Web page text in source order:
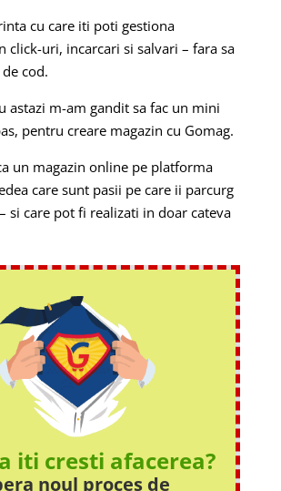
cu care iti poti gestiona
click-uri, incarcari si salvari – fara sa
cod.
astazi m-am gandit sa fac un mini
pentru creare magazin cu Gomag.
un magazin online pe platforma
care sunt pasii pe care ii parcurg
si care pot fi realizati in doar cateva
iti cresti afacerea?
noul procesde